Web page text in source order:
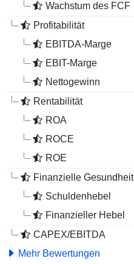
Wachstum des FCF
Profitabilität
EBITDA-Marge
EBIT-Marge
Nettogewinn
Rentabilität
ROA
ROCE
ROE
Finanzielle Gesundheit
Schuldenhebel
Finanzieller Hebel
CAPEX/EBITDA
Mehr Bewertungen